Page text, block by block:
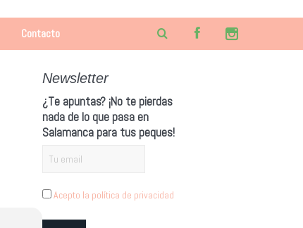
Contacto
Newsletter
¿Te apuntas? ¡No te pierdas
nada de lo que pasa en
Salamanca para tus peques!
Acepto la política de privacidad